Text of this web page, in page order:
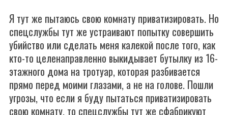
Я тут же пытаюсь свою комнату приватизировать. Но
спецслужбы тут же устраивают попытку совершить
убийство или сделать меня калекой после того, как
кто-то целенаправленно выкидывает бутылку из 16-
этажного дома на тротуар, которая разбивается
прямо перед моими глазами, а не на голове. Пошли
угрозы, что если я буду пытаться приватизировать
свою комнату, то спецслужбы тут же сфабрикуют